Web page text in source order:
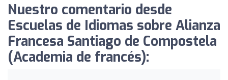
Nuestro comentario desde
Escuelas de Idiomas sobre Alianza
Francesa Santiago de Compostela
(Academia de francés):